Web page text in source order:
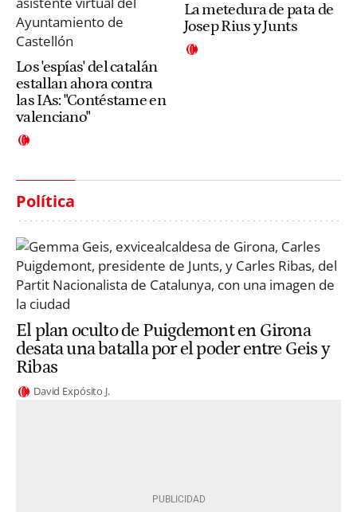
Los 'espías' del catalán
estallan ahora contra
las IAs: "Contéstame en
valenciano"
La metedura de pata de
Josep Rius y Junts
Política
El plan oculto de Puigdemont en Girona
desata una batalla por el poder entre Geis y
Ribas
David Expósito J.